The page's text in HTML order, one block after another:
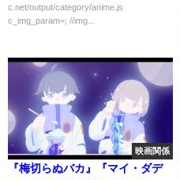
c.net/output/category/anime.js
c_img_param=; //img...
映画関係
『梅切らぬバカ』『マイ・ダデ